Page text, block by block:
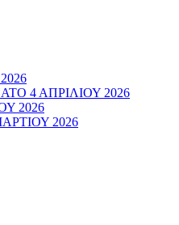
4 ΑΠΡΙΛΙΟΥ 2026
2026
2026